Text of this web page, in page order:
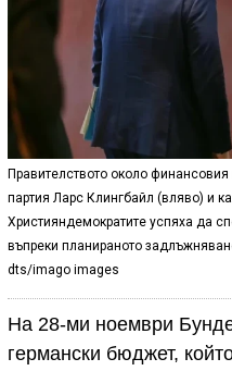
Правителството около
партия Ларс Клингбайл (вляво) и
Християндемократите успяха да
въпреки планираното
dts/​imago images
На 28-ми ноември
германски бюджет,